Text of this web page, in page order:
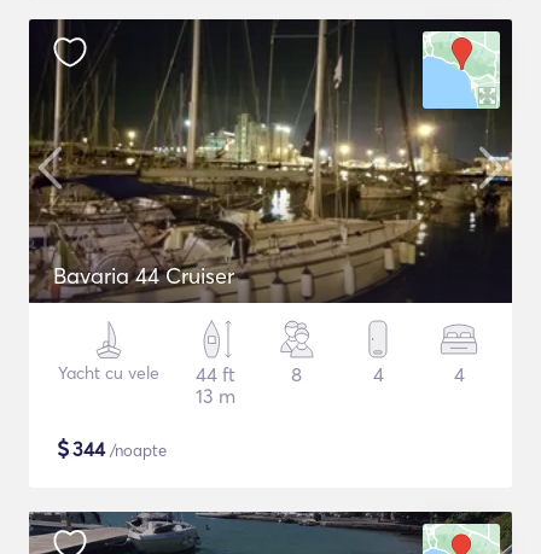
Bavaria 44 Cruiser
Yacht cu vele
44 ft
13 m
8 4 4
$344/noapte